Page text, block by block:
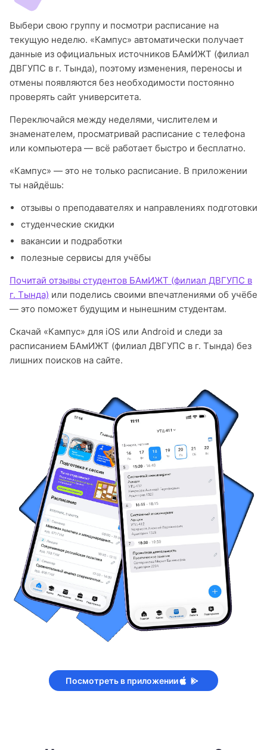
Выбери свою группу и посмотри расписание на
текущую неделю. «Кампус» автоматически получает
данные из официальных источников БАмИЖТ (филиал
ДВГУПС в г. Тында), поэтому изменения, переносы и
отмены появляются без необходимости постоянно
проверять сайт университета.
Переключайся между неделями, числителем и
знаменателем, просматривай расписание с телефона
или компьютера — всё работает быстро и бесплатно.
«Кампус» — это не только расписание. В приложении
ты найдёшь:
отзывы о преподавателях и направлениях подготовки
студенческие скидки
вакансии и подработки
полезные сервисы для учёбы
Почитай отзывы студентов БАмИЖТ (филиал ДВГУПС в
г. Тында) или поделись своими впечатлениями об учёбе
— это поможет будущим и нынешним студентам.
Скачай «Кампус» для iOS или Android и следи за
расписанием БАмИЖТ (филиал ДВГУПС в г. Тында) без
лишних поисков на сайте.
Посмотреть в приложении